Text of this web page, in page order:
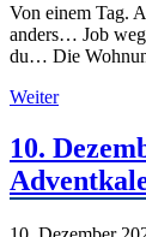
Von einem Tag.
anders… Job
du… Die
Weiter
10.